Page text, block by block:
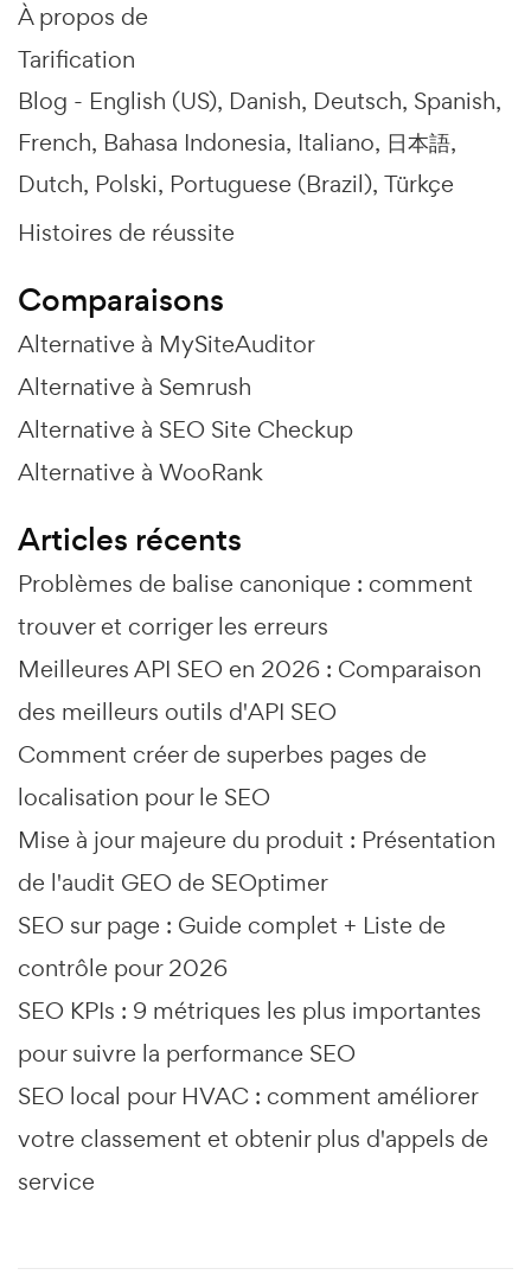
À propos de
Tarification
Blog - English (US) Danish Deutsch Spanish
French Bahasa Indonesia Italiano 日本語
Dutch Polski Portuguese (Brazil) Türkçe
Histoires de réussite
Comparaisons
Alternative à MySiteAuditor
Alternative à Semrush
Alternative à SEO Site Checkup
Alternative à WooRank
Articles récents
Problèmes de balise canonique : comment
trouver et corriger les erreurs
Meilleures API SEO en 2026 : Comparaison
des meilleurs outils d'API SEO
Comment créer de superbes pages de
localisation pour le SEO
Mise à jour majeure du produit : Présentation
de l'audit GEO de SEOptimer
SEO sur page : Guide complet + Liste de
contrôle pour 2026
SEO KPIs : 9 métriques les plus importantes
pour suivre la performance SEO
SEO local pour HVAC : comment améliorer
votre classement et obtenir plus d'appels de
service